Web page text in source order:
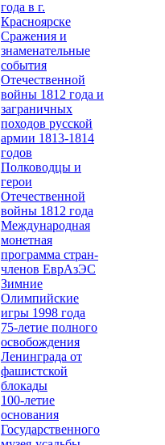
года в г.
Красноярске
Сражения и
знаменательные
события
Отечественной
войны 1812 года и
заграничных
походов русской
армии 1813-1814
годов
Полководцы и
герои
Отечественной
войны 1812 года
Международная
монетная
программа стран-
членов ЕврАзЭС
Зимние
Олимпийские
игры 1998 года
75-летие полного
освобождения
Ленинграда от
фашистской
блокады
100-летие
основания
Государственного